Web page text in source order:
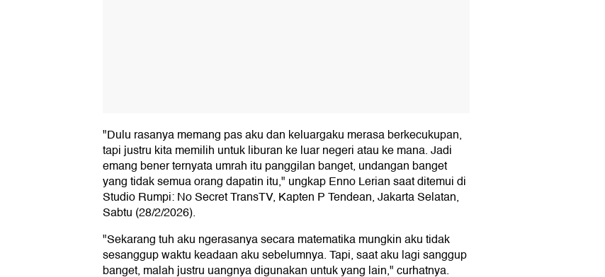
"Dulu rasanya memang pas aku dan keluargaku merasa berkecukupan,
tapi justru kita memilih untuk liburan ke luar negeri atau ke mana. Jadi
emang bener ternyata umrah itu panggilan banget, undangan banget
yang tidak semua orang dapatin itu," ungkap Enno Lerian saat ditemui di
Studio Rumpi: No Secret TransTV, Kapten P Tendean, Jakarta Selatan,
Sabtu (28/2/2026).
"Sekarang tuh aku ngerasanya secara matematika mungkin aku tidak
sesanggup waktu keadaan aku sebelumnya. Tapi, saat aku lagi sanggup
banget, malah justru uangnya digunakan untuk yang lain," curhatnya.